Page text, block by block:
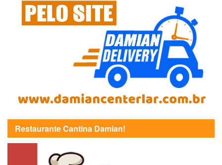
Restaurante Cantina Damian!